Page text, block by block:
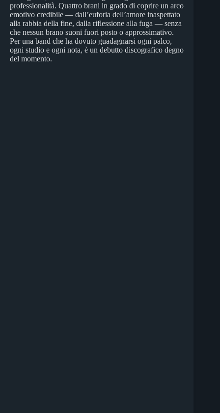
professionalità. Quattro brani in grado di coprire un arco
emotivo credibile — dall’euforia dell’amore inaspettato
alla rabbia della fine, dalla riflessione alla fuga — senza
che nessun brano suoni fuori posto o approssimativo.
Per una band che ha dovuto guadagnarsi ogni palco,
ogni studio e ogni nota, è un debutto discografico degno
del momento.